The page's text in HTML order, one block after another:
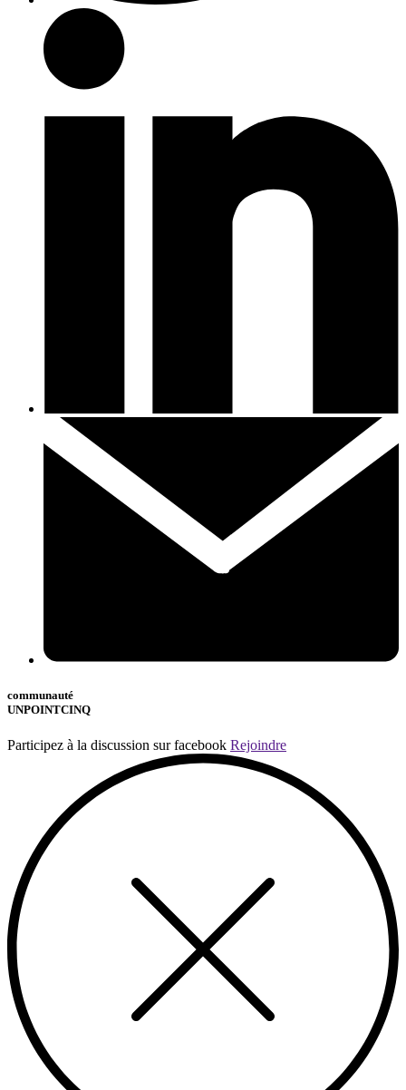
communauté
UNPOINTCINQ
Participez à la discussion sur facebook Rejoindre